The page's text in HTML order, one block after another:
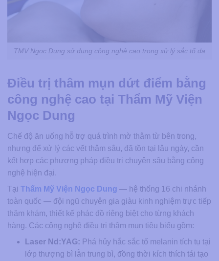
TMV Ngọc Dung sử dụng công nghệ cao trong xử lý sắc tố da
Điều trị thâm mụn dứt điểm bằng
công nghệ cao tại Thẩm Mỹ Viện
Ngọc Dung
Chế độ ăn uống hỗ trợ quá trình mờ thâm từ bên trong,
nhưng để xử lý các vết thâm sâu, đã tồn tại lâu ngày, cần
kết hợp các phương pháp điều trị chuyên sâu bằng công
nghệ hiện đại.
Tại Thẩm Mỹ Viện Ngọc Dung — hệ thống 16 chi nhánh
toàn quốc — đội ngũ chuyên gia giàu kinh nghiệm trực tiếp
thăm khám, thiết kế phác đồ riêng biệt cho từng khách
hàng. Các công nghệ điều trị thâm mụn tiêu biểu gồm:
Laser Nd:YAG: Phá hủy hắc sắc tố melanin tích tụ tại
lớp thượng bì lẫn trung bì, đồng thời kích thích tái tạo